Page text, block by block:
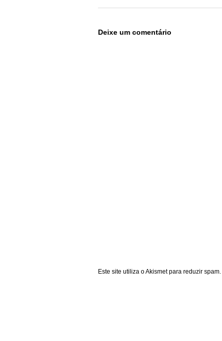
Deixe um comentário
Este site utiliza o Akismet para reduzir spam.